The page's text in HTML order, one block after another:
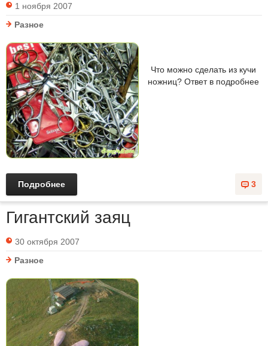
1 ноября 2007
Разное
Что можно сделать из кучи
ножниц? Ответ в подробнее
3
Подробнее
Гигантский заяц
30 октября 2007
Разное